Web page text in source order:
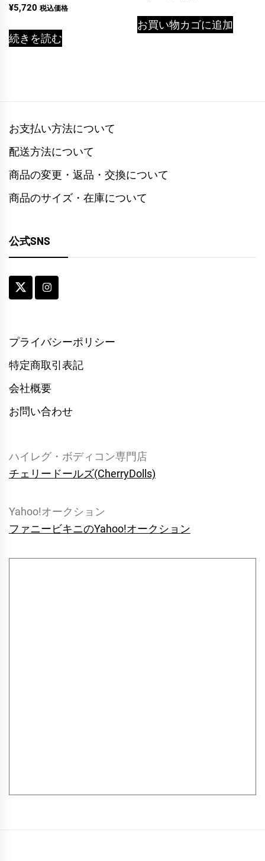
¥5,720 税込価格
続きを読む
お買い物カゴに追加
お支払い方法について
配送方法について
商品の変更・返品・交換について
商品のサイズ・在庫について
公式SNS
プライバシーポリシー
特定商取引表記
会社概要
お問い合わせ
ハイレグ・ボディコン専門店
チェリードールズ(CherryDolls)
Yahoo!オークション
ファニービキニのYahoo!オークション